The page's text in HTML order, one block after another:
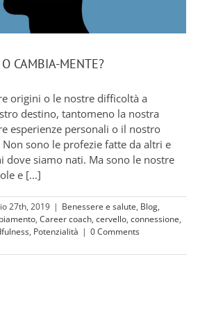
CAMBIA-MENTE?
origini o le nostre difficoltà a
destino, tantomeno la nostra
esperienze personali o il nostro
sono le profezie fatte da altri e
dove siamo nati. Ma sono le nostre
e [...]
27th, 2019 | Benessere e salute, Blog,
, Career coach, cervello, connessione,
, Potenzialità | 0 Comments